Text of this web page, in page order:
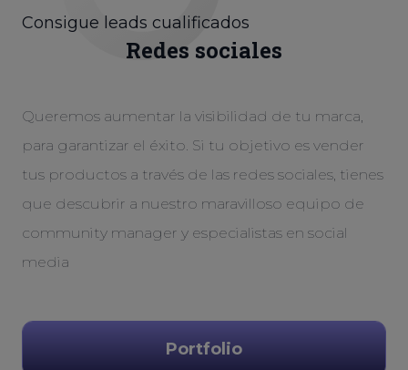
Consigue leads cualificados
Redes sociales
Queremos aumentar la visibilidad de tu marca,
para garantizar el éxito. Si tu objetivo es vender
tus productos a través de las redes sociales, tienes
que descubrir a nuestro maravilloso equipo de
community manager y especialistas en social
media
Portfolio